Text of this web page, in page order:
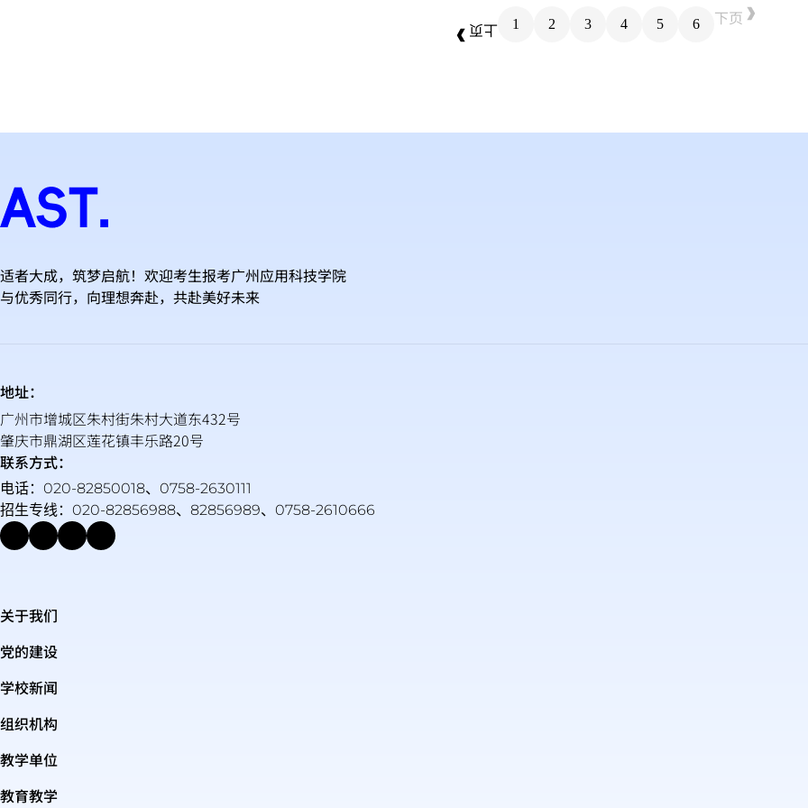
上页 1 2 3 4 5 6 下页
适者大成，筑梦启航！欢迎考生报考广州应用科技学院
与优秀同行，向理想奔赴，共赴美好未来
地址：
广州市增城区朱村街朱村大道东432号
肇庆市鼎湖区莲花镇丰乐路20号
联系方式：
电话：020-82850018、0758-2630111
招生专线：020-82856988、82856989、0758-2610666
关于我们
党的建设
学校新闻
组织机构
教学单位
教育教学